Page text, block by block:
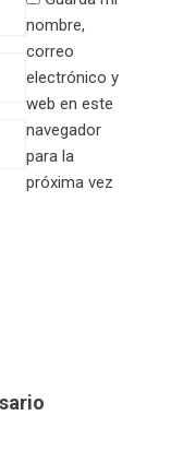
nombre,
correo
electrónico y
web en este
navegador
para la
próxima vez